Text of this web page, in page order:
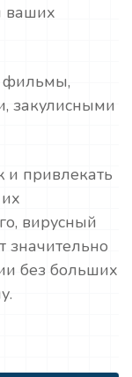
ваших
фильмы,
закулисными
и привлекать
вирусный
значительно
без больших